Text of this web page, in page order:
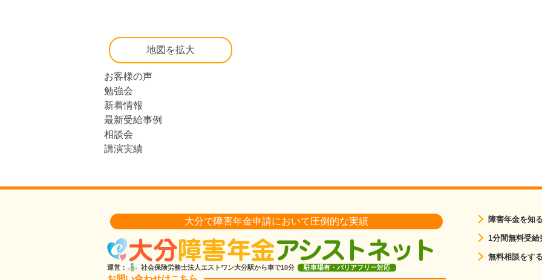
地図を拡大
お客様の声
勉強会
新着情報
最新受給事例
相談会
講演実績
大分で障害年金申請において圧倒的な実績
運営： 社会保険労務士法人エストワン大分駅から車で10分 駐車場有・バリアフリー対応
障害年金を知る
1分間無料受給
無料相談をする